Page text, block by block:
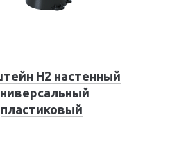
Н2 настенный
пластиковый